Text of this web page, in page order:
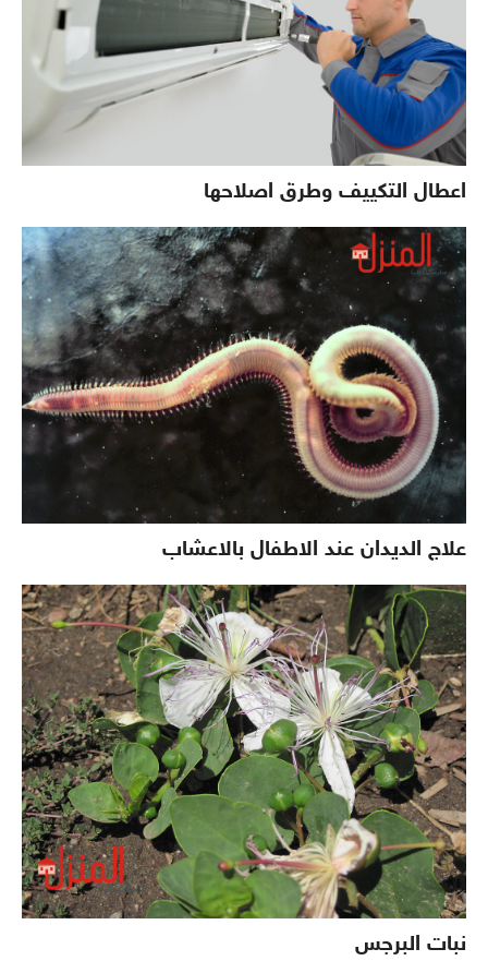
اعطال التكييف وطرق اصلاحها
علاج الديدان عند الاطفال بالاعشاب
نبات البرجس